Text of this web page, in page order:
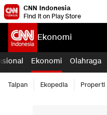
CNN Indonesia
Find it on Play Store
Ekonomi
Ekonomi Olahraga
Taipan Ekopedia Properti